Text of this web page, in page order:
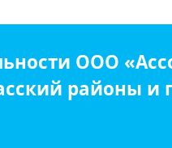
ООО
районы и